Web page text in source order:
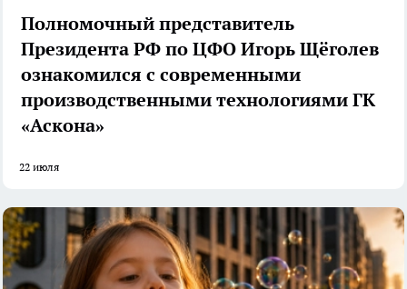
Полномочный представитель
Президента РФ по ЦФО Игорь Щёголев
ознакомился с современными
производственными технологиями ГК
«Аскона»
22 июля